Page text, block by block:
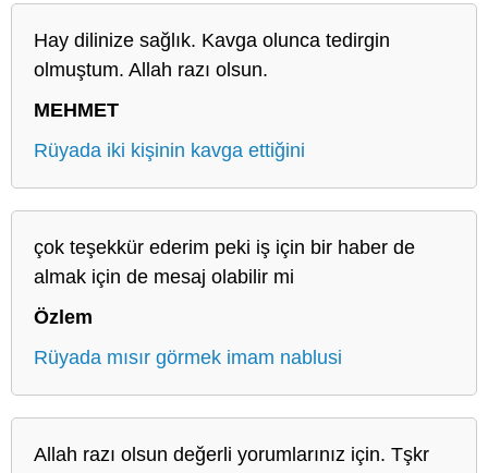
Hay dilinize sağlık. Kavga olunca tedirgin
olmuştum. Allah razı olsun.
MEHMET
Rüyada iki kişinin kavga ettiğini
çok teşekkür ederim peki iş için bir haber de
almak için de mesaj olabilir mi
Özlem
Rüyada mısır görmek imam nablusi
Allah razı olsun değerli yorumlarınız için. Tşkr